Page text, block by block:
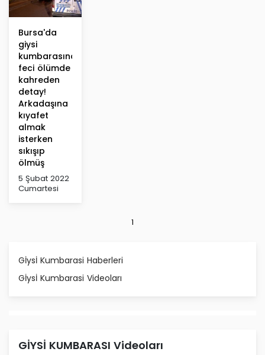
Bursa'da
giysi
kumbarasındaki
feci ölümde
kahreden
detay!
Arkadaşına
kıyafet
almak
isterken
sıkışıp
ölmüş
5 Şubat 2022
Cumartesi
1
Gİysİ Kumbarasi Haberleri
Gİysİ Kumbarasi Videoları
GİYSİ KUMBARASI Videoları